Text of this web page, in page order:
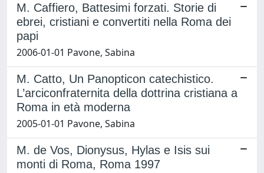
M. Caffiero, Battesimi forzati. Storie di
ebrei, cristiani e convertiti nella Roma dei
papi
2006-01-01 Pavone, Sabina
M. Catto, Un Panopticon catechistico.
L’arciconfraternita della dottrina cristiana a
Roma in età moderna
2005-01-01 Pavone, Sabina
M. de Vos, Dionysus, Hylas e Isis sui
monti di Roma, Roma 1997